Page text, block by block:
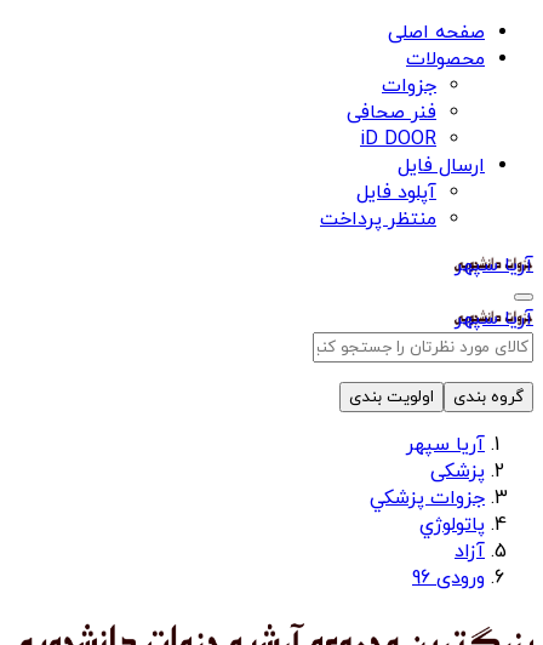
صفحه اصلی
محصولات
جزوات
فنر صحافی
iD DOOR
ارسال فایل
آپلود فایل
منتظر پرداخت
آریا سپهر
آریا سپهر
گروه بندی اولویت بندی
آریا سپهر
پزشکی
جزوات پزشكي
پاتولوژي
آزاد
ورودی 96